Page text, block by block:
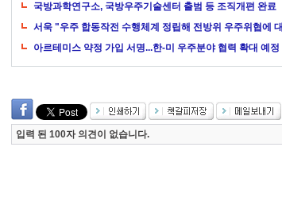
국방과학연구소, 국방우주기술센터 출범 등 조직개편 완료
서욱 "우주 합동작전 수행체계 정립해 전방위 우주위협에
아르테미스 약정 가입 서명...한-미 우주분야 협력 확대 예정
입력 된 100자 의견이 없습니다.